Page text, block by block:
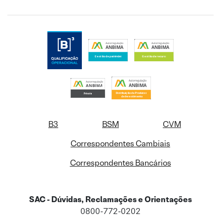
B3 BSM
CVM
Correspondentes Cambiais
Correspondentes Bancários
SAC - Dúvidas, Reclamações e Orientações
0800-772-0202